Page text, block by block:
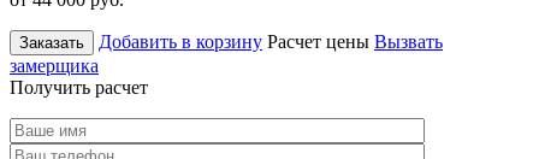
Заказать Добавить в корзину Расчет цены Вызвать
замерщика
Получить расчет